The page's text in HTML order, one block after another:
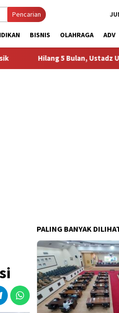
Pencarian
BISNIS OLAHRAGA ADV
5 Bulan, Ustadz Ujang Akhirnya
PALING BANYAK